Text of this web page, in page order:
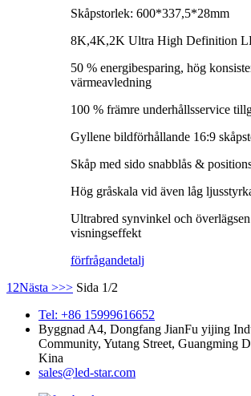
Skåpstorlek: 600*337,5*28mm
8K,4K,2K Ultra High Definition
50 % energibesparing, hög
värmeavledning
100 % främre underhållsservice
Gyllene bildförhållande 16:9
Skåp med sido snabblås &
Hög gråskala vid även låg
Ultrabred synvinkel och överlägsen
visningseffekt
förfrågandetalj
1 2Nästa >>> Sida 1/2
Tel: +86 15999616652
Byggnad A4, Dongfang JianFu yijing
Community, Yutang Street, Guangming
Kina
sales@led-star.com